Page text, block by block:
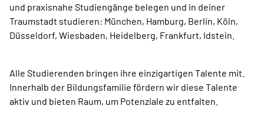
und praxisnahe Studiengänge belegen und in deiner
Traumstadt studieren: München, Hamburg, Berlin, Köln,
Düsseldorf, Wiesbaden, Heidelberg, Frankfurt, Idstein.
Alle Studierenden bringen ihre einzigartigen Talente mit.
Innerhalb der Bildungsfamilie fördern wir diese Talente
aktiv und bieten Raum, um Potenziale zu entfalten.